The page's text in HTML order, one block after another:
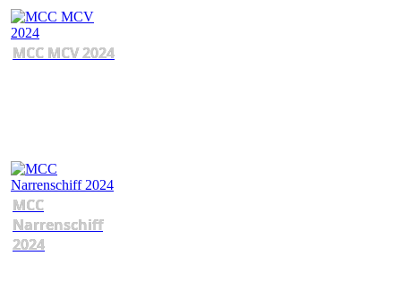
MCC MCV 2024
MCC
Narrenschiff
2024